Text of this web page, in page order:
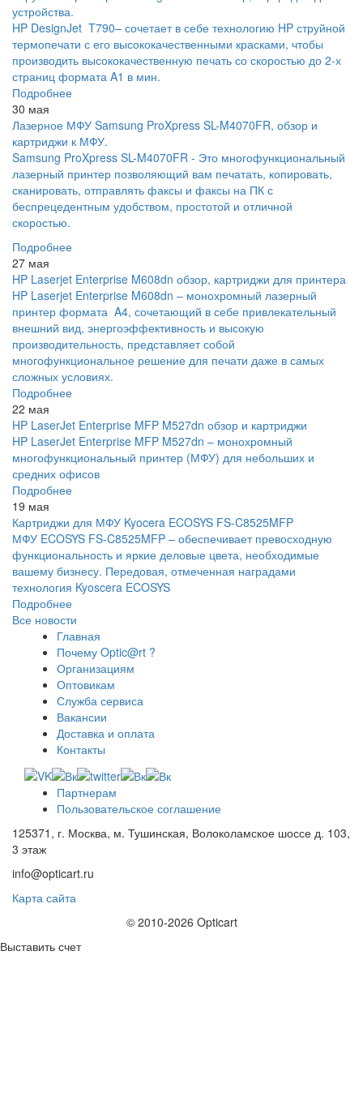
устройства.
HP DesignJet T790– сочетает в себе технологию HP струйной
термопечати с его высококачественными красками, чтобы
производить высококачественную печать со скоростью до 2-х
страниц формата A1 в мин.
Подробнее
30 мая
Лазерное МФУ Samsung ProXpress SL-M4070FR, обзор и
картриджи к МФУ.
Samsung ProXpress SL-M4070FR - Это многофункциональный
лазерный принтер позволяющий вам печатать, копировать,
сканировать, отправлять факсы и факсы на ПК с
беспрецедентным удобством, простотой и отличной
скоростью.
Подробнее
27 мая
HP Laserjet Enterprise M608dn обзор, картриджи для принтера
HP Laserjet Enterprise M608dn – монохромный лазерный
принтер формата A4, сочетающий в себе привлекательный
внешний вид, энергоэффективность и высокую
производительность, представляет собой
многофункциональное решение для печати даже в самых
сложных условиях.
Подробнее
22 мая
HP LaserJet Enterprise MFP M527dn обзор и картриджи
HP LaserJet Enterprise MFP M527dn – монохромный
многофункциональный принтер (МФУ) для небольших и
средних офисов
Подробнее
19 мая
Картриджи для МФУ Kyocera ECOSYS FS-C8525MFP
МФУ ECOSYS FS-C8525MFP – обеспечивает превосходную
функциональность и яркие деловые цвета, необходимые
вашему бизнесу. Передовая, отмеченная наградами
технология Kyoscera ECOSYS
Подробнее
Все новости
Главная
Почему Optic@rt ?
Организациям
Оптовикам
Служба сервиса
Вакансии
Доставка и оплата
Контакты
Партнерам
Пользовательское соглашение
125371, г. Москва, м. Тушинская, Волоколамское шоссе д. 103,
3 этаж
info@opticart.ru
Карта сайта
© 2010-2026 Opticart
Выставить счет